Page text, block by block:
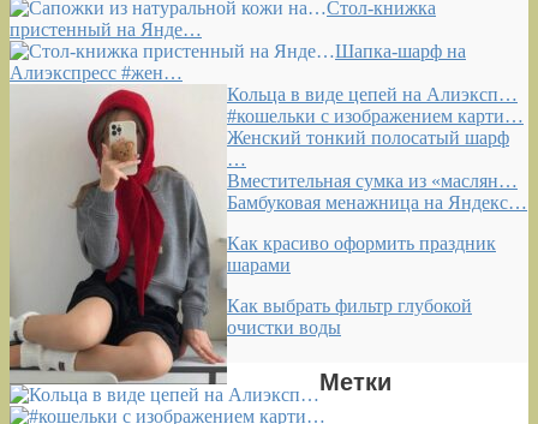
Стол-книжка
пристенный на Янде…
Шапка-шарф на
Алиэкспресс #жен…
Кольца в виде цепей на Алиэксп…
#кошельки с изображением карти…
Женский тонкий полосатый шарф
…
Вместительная сумка из «маслян…
Бамбуковая менажница на Яндекс…
Как красиво оформить праздник
шарами
Как выбрать фильтр глубокой
очистки воды
Метки